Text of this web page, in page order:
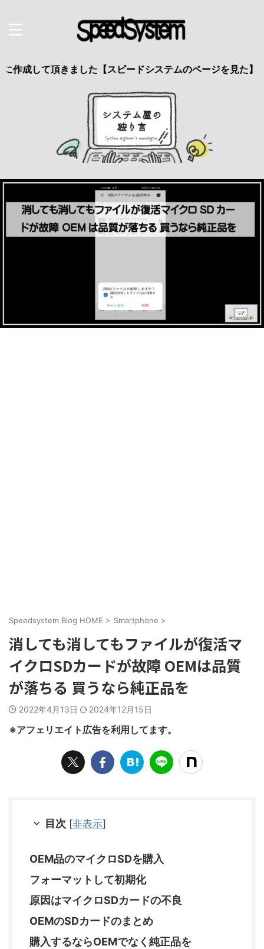
きました【スピードシステムのページを見た】で特典あり
Speedsystem Blog HOME > Smartphone >
消しても消してもファイルが復活マ
イクロSDカードが故障 OEMは品質
が落ちる 買うなら純正品を
2022年4月13日 2024年12月15日
※アフェリエイト広告を利用してます。
目次 [非表示]
OEM品のマイクロSDを購入
フォーマットして初期化
原因はマイクロSDカードの不良
OEMのSDカードのまとめ
購入するならOEMでなく純正品を